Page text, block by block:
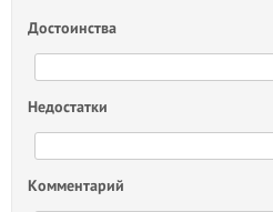
Достоинства
Недостатки
Комментарий